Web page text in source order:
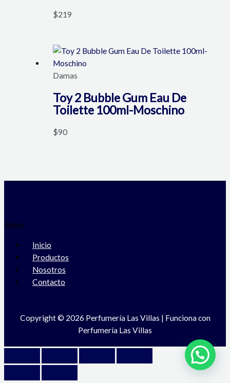
$219
Damas
Toy 2 Bubble Gum Eau De
Toilette 100ml-Moschino
$90
Menú
Inicio
Productos
Nosotros
Contacto
Copyright © 2026 Perfumería Las Villas | Funciona con
Perfumería Las Villas